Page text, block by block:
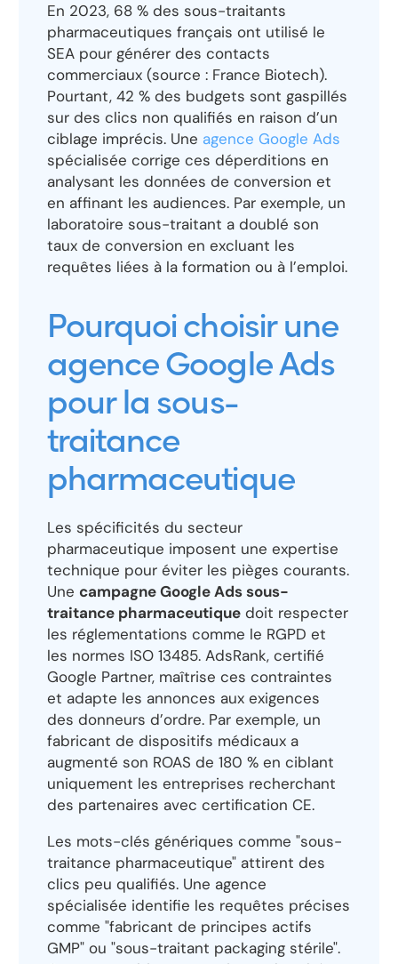
En 2023, 68 % des sous-traitants
pharmaceutiques français ont utilisé le
SEA pour générer des contacts
commerciaux (source : France Biotech).
Pourtant, 42 % des budgets sont gaspillés
sur des clics non qualifiés en raison d’un
ciblage imprécis. Une agence Google Ads
spécialisée corrige ces déperditions en
analysant les données de conversion et
en affinant les audiences. Par exemple, un
laboratoire sous-traitant a doublé son
taux de conversion en excluant les
requêtes liées à la formation ou à l’emploi.
Pourquoi choisir une
agence Google Ads
pour la sous-
traitance
pharmaceutique
Les spécificités du secteur
pharmaceutique imposent une expertise
technique pour éviter les pièges courants.
Une campagne Google Ads sous-
traitance pharmaceutique doit respecter
les réglementations comme le RGPD et
les normes ISO 13485. AdsRank, certifié
Google Partner, maîtrise ces contraintes
et adapte les annonces aux exigences
des donneurs d’ordre. Par exemple, un
fabricant de dispositifs médicaux a
augmenté son ROAS de 180 % en ciblant
uniquement les entreprises recherchant
des partenaires avec certification CE.
Les mots-clés génériques comme "sous-
traitance pharmaceutique" attirent des
clics peu qualifiés. Une agence
spécialisée identifie les requêtes précises
comme "fabricant de principes actifs
GMP" ou "sous-traitant packaging stérile".